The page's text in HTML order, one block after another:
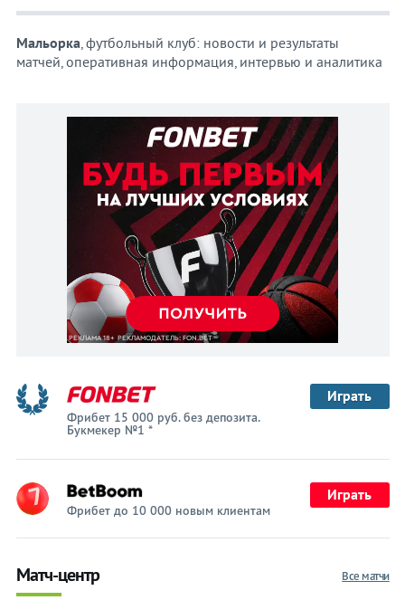
Мальорка, футбольный клуб: новости и результаты
матчей, оперативная информация, интервью и аналитика
Фрибет 15 000 руб. без депозита.
Букмекер №1 *
Играть
Фрибет до 10 000 новым клиентам
Играть
Все матчи
Матч-центр